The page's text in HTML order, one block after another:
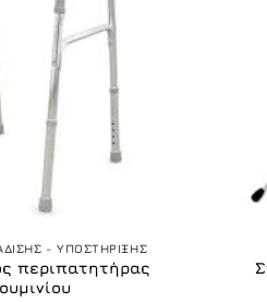
- ΥΠΟΣΤΗΡΙΞΗΣ
περιπατητήρας